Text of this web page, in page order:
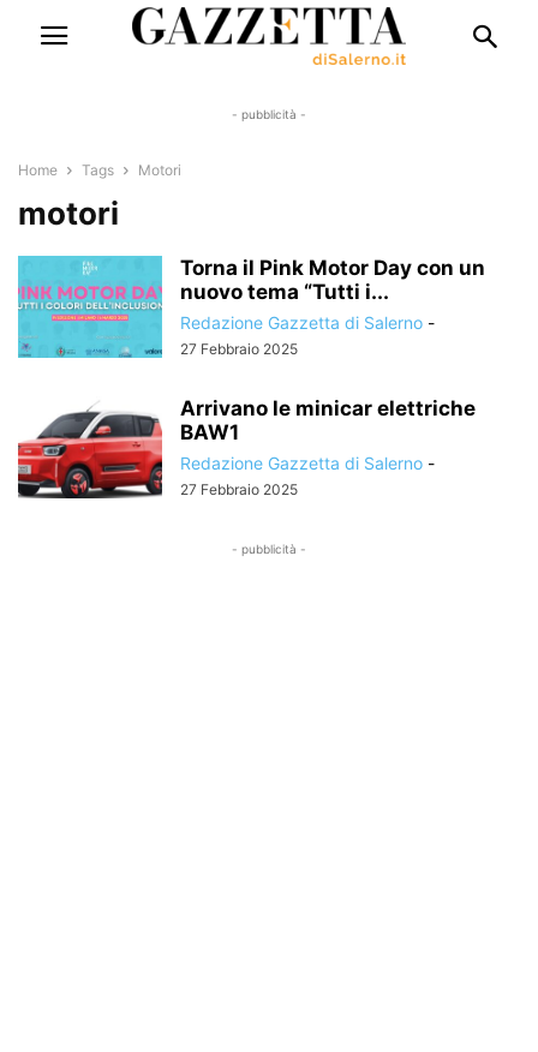
- pubblicità -
Home Tags Motori
motori
Torna il Pink Motor Day con un
nuovo tema “Tutti i...
Redazione Gazzetta di Salerno -
27 Febbraio 2025
Arrivano le minicar elettriche
BAW1
Redazione Gazzetta di Salerno -
27 Febbraio 2025
- pubblicità -